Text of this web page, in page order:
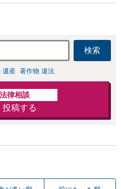
検索
遺産 著作物 違法
律相談
投稿する